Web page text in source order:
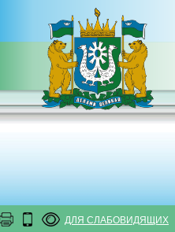
ДЛЯ СЛАБОВИДЯЩИХ